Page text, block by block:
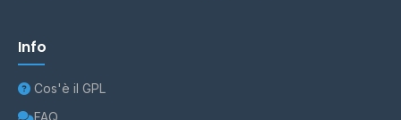
Info
Cos'è il GPL
FAQ